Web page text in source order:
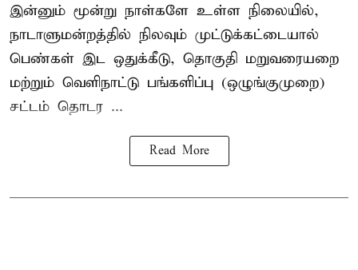
இன்னும் மூன்று நாள்களே உள்ள நிலையில்,
நாடாளுமன்றத்தில் நிலவும் முட்டுக்கட்டையால்
பெண்கள் இட ஒதுக்கீடு, தொகுதி மறுவரையறை
மற்றும் வெளிநாட்டு பங்களிப்பு (ஒழுங்குமுறை)
சட்டம் தொடர ...
Read More